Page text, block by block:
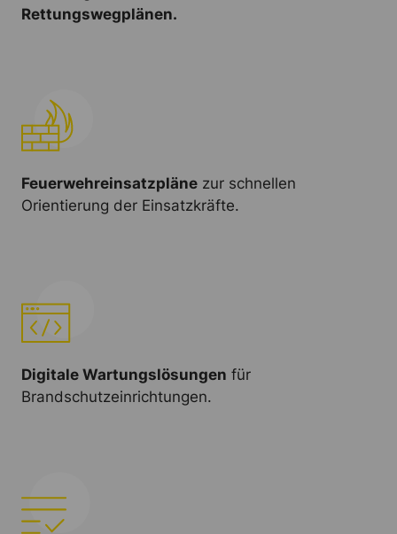
Rettungswegplänen.
Feuerwehreinsatzpläne zur schnellen
Orientierung der Einsatzkräfte.
Digitale Wartungslösungen für
Brandschutzeinrichtungen.